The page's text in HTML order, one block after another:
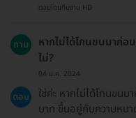
ตอบโดยทีมงาน HD
ถาม
หากไม่ได้โกนขนมาก่อ
ไม่?
04 ม.ค. 2024
ตอบ
ใช่ค่ะ หากไม่ได้โกนขน
บาท ขึ้นอยู่กับความหนา